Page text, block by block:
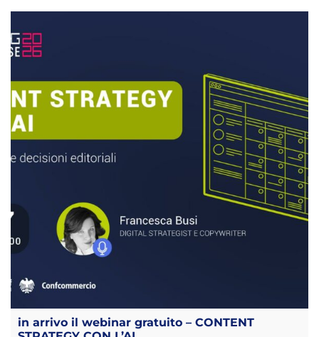
in arrivo il webinar gratuito – CONTENT